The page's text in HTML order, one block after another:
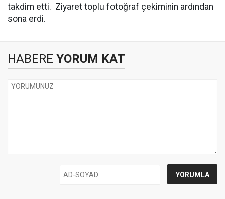
takdim etti. Ziyaret toplu fotoğraf çekiminin ardından
sona erdi.
HABERE YORUM KAT